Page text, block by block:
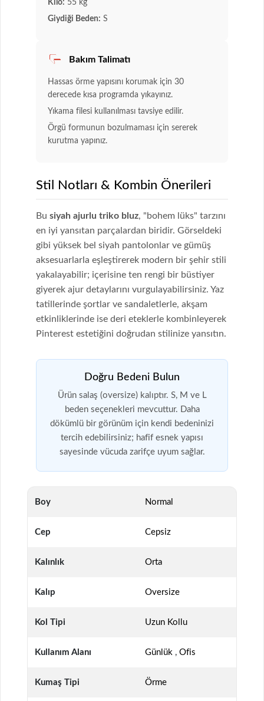
Kilo: 55 kg
Giydiği Beden: S
Bakım Talimatı
Hassas örme yapısını korumak için 30
derecede kısa programda yıkayınız.
Yıkama filesi kullanılması tavsiye edilir.
Örgü formunun bozulmaması için sererek
kurutma yapınız.
Stil Notları & Kombin Önerileri
Bu siyah ajurlu triko bluz, "bohem lüks" tarzını
en iyi yansıtan parçalardan biridir. Görseldeki
gibi yüksek bel siyah pantolonlar ve gümüş
aksesuarlarla eşleştirerek modern bir şehir stili
yakalayabilir; içerisine ten rengi bir büstiyer
giyerek ajur detaylarını vurgulayabilirsiniz. Yaz
tatillerinde şortlar ve sandaletlerle, akşam
etkinliklerinde ise deri eteklerle kombinleyerek
Pinterest estetiğini doğrudan stilinize yansıtın.
Doğru Bedeni Bulun
Ürün salaş (oversize) kalıptır. S, M ve L
beden seçenekleri mevcuttur. Daha
dökümlü bir görünüm için kendi bedeninizi
tercih edebilirsiniz; hafif esnek yapısı
sayesinde vücuda zarifçe uyum sağlar.
Boy Normal
Cep Cepsiz
Kalınlık Orta
Kalıp Oversize
Kol Tipi Uzun Kollu
Kullanım Alanı Günlük , Ofis
Kumaş Tipi Örme